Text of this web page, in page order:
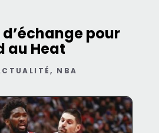
pour
au Heat
, NBA